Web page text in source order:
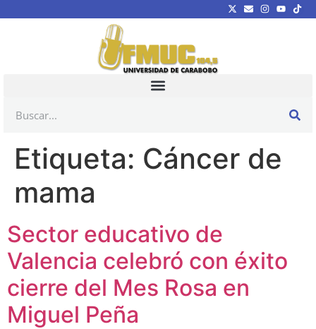
Etiqueta: Cáncer de
mama
Sector educativo de
Valencia celebró con éxito
cierre del Mes Rosa en
Miguel Peña